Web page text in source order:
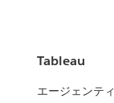
Tableau
エージェンテ